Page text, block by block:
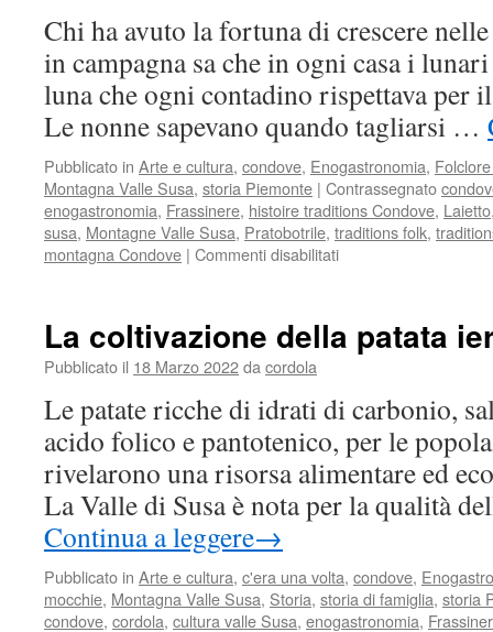
Chi ha avuto la fortuna di crescere
in campagna sa che in ogni casa i
luna che ogni contadino rispettava per
Le nonne sapevano quando tagliarsi …
Pubblicato in Arte e cultura, condove, Enogastronomia,
Montagna Valle Susa, storia Piemonte | Contrassegnato
enogastronomia, Frassinere, histoire traditions Condove, Laietto
susa, Montagne Valle Susa, Pratobotrile, traditions folk,
montagna Condove | Commenti disabilitatisu
tradizioni
La coltivazione della patata
Pubblicato il 18 Marzo 2022da cordola
Le patate ricche di idrati di carbonio,
acido folico e pantotenico, per le
rivelarono una risorsa alimentare ed
La Valle di Susa è nota per la qualità
Continua a leggere→
Pubblicato in Arte e cultura, c'era una volta, condove,
mocchie, Montagna Valle Susa, Storia, storia di famiglia, storia
condove, cordola, cultura valle Susa, enogastronomia,